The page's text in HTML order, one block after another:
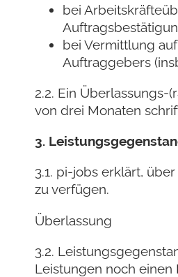
bei
bei Vermittlung
Auftraggebers
2.2. Ein
von drei Monaten
3.
3.1. pi-jobs erklärt,
zu verfügen.
Überlassung
3.2.
Leistungen noch